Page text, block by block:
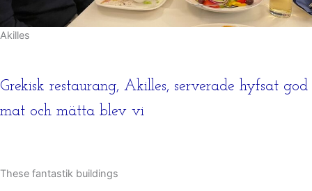
Akilles
Grekisk restaurang, Akilles, serverade hyfsat god
mat och mätta blev vi
These fantastik buildings